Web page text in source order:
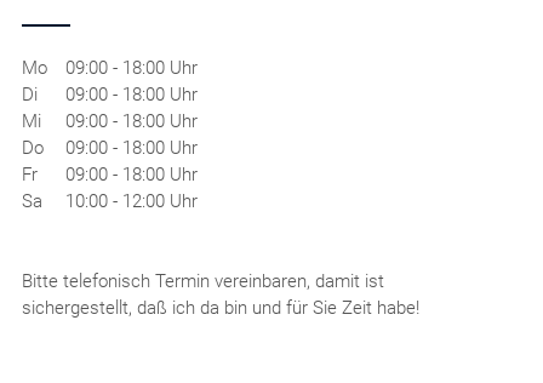
Mo
Di
Mi
Do
Fr
Sa
09:00 - 18:00 Uhr
09:00 - 18:00 Uhr
09:00 - 18:00 Uhr
09:00 - 18:00 Uhr
09:00 - 18:00 Uhr
10:00 - 12:00 Uhr
Bitte telefonisch Termin vereinbaren, damit ist
sichergestellt, daß ich da bin und für Sie Zeit habe!